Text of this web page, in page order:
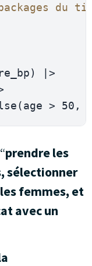
du
) |>
(age > 50 ,
prendre les
sélectionner
femmes, et
avec un